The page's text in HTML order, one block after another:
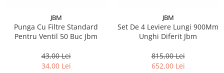
JBM
Punga Cu Filtre Standard
Pentru Ventil 50 Buc Jbm
43,00 Lei
34,00 Lei
JBM
Set De 4 Leviere Lungi 900Mm
Unghi Diferit Jbm
815,00 Lei
652,00 Lei